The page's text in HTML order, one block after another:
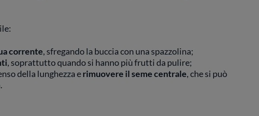
corrente, sfregando la buccia con una spazzolina;
, soprattutto quando si hanno più frutti da pulire;
della lunghezza erimuovere il seme centrale, che si può